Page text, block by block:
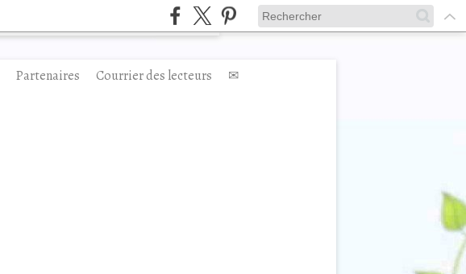
Partenaires Courrier des lecteurs
✉